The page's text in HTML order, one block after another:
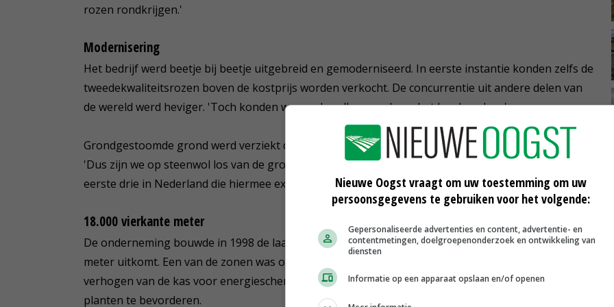
rozen rondkrijgen.'
Modernisering
Het bedrijf werd beetje bij beetje uitgebreid en gemoderniseerd. In eerste instantie konden zelfs de
tweedekwaliteitsrozen boven de kostprijs worden verkocht. De concurrentie uit andere delen van
de wereld werd heviger. 'Toch konden we ons handhaven, al was het hard werken.'
Grondgestoomde grond werd verziekt door naar later bleek met aaltjes besmet plantmateriaal.
'Dus zijn we op steenwol los van de grond overgestapt. Ook dit was pionieren. We hoorden bij de
eerste drie in Nederland die hiermee experimenteerden.'
18.000 vierkante meter
De onderneming bouwde in 1998 de laatste kas waardoor de omvang op ruim 18.000 vierkante
meter uitkomt. Een van de zonen was ondertussen in de vof gekomen. Er is flink geïnvesteerd in het
verhogen van de kas voor energieschermen en er kwam assimilatiebelichting om de groei van de
planten te bevorderen.
Nieuwe Oogst vraagt om uw toestemming om uw
persoonsgegevens te gebruiken voor het volgende:
Gepersonaliseerde advertenties en content, advertentie- en
contentmetingen, doelgroepenonderzoek en ontwikkeling van
diensten
Informatie op een apparaat opslaan en/of openen